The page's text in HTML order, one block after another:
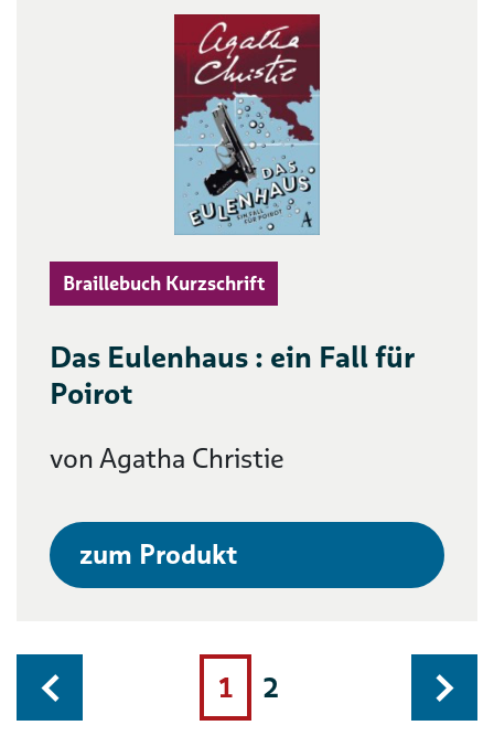
Braillebuch Kurzschrift
Das Eulenhaus : ein Fall für
Poirot
von Agatha Christie
zum Produkt
1 2